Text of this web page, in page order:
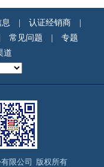
认证经销商
常见问题
专题
道
限公司 版权所有